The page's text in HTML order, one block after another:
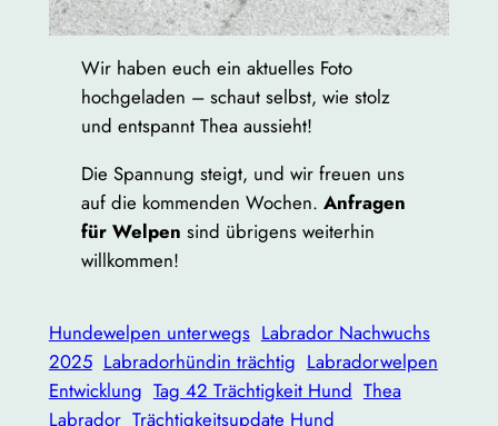
Wir haben euch ein aktuelles Foto
hochgeladen – schaut selbst, wie stolz
und entspannt Thea aussieht!
Die Spannung steigt, und wir freuen uns
auf die kommenden Wochen. Anfragen
für Welpen sind übrigens weiterhin
willkommen!
Hundewelpen unterwegs Labrador Nachwuchs
2025 Labradorhündin trächtig Labradorwelpen
Entwicklung Tag 42 Trächtigkeit Hund Thea
Labrador Trächtigkeitsupdate Hund